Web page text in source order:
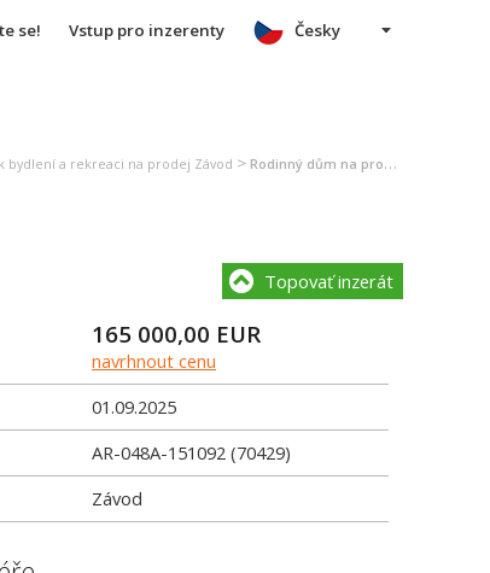
se! Vstup pro inzerenty Česky
bydlení a rekreaci na prodej Závod > Rodinný dům na prodej Závod
Topovať inzerát
165 000,00 EUR
navrhnout cenu
01.09.2025
AR-048A-151092 (70429)
Závod